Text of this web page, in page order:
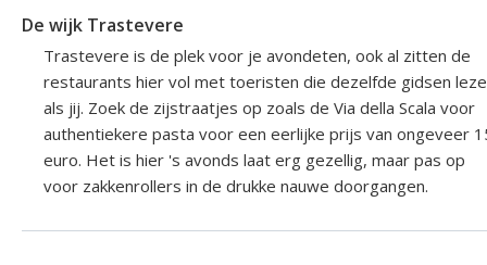
De wijk Trastevere
Trastevere is de plek voor je avondeten, ook al zitten de
restaurants hier vol met toeristen die dezelfde gidsen
als jij. Zoek de zijstraatjes op zoals de Via della Scala voor
authentiekere pasta voor een eerlijke prijs van ongeveer
euro. Het is hier 's avonds laat erg gezellig, maar pas op
voor zakkenrollers in de drukke nauwe doorgangen.